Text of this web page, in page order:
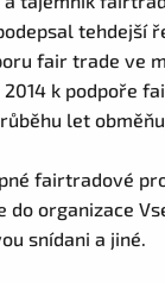
tehdejší
fair trade ve
2014 k podpoře
let
fairtradové
do organizace
snídani a jiné.